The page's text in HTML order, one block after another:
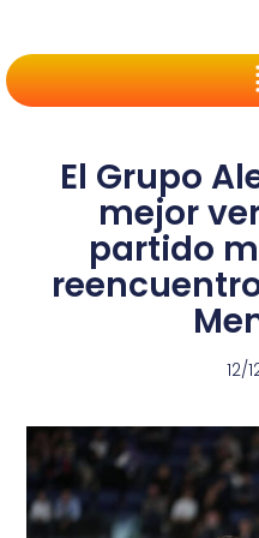
El Grupo
mejor
partido
12/